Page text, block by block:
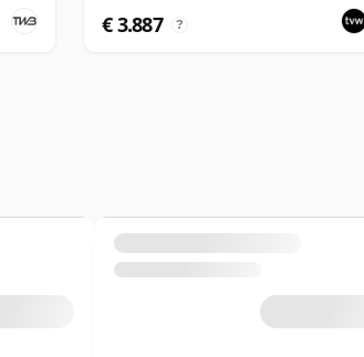
€ 3.887 ?